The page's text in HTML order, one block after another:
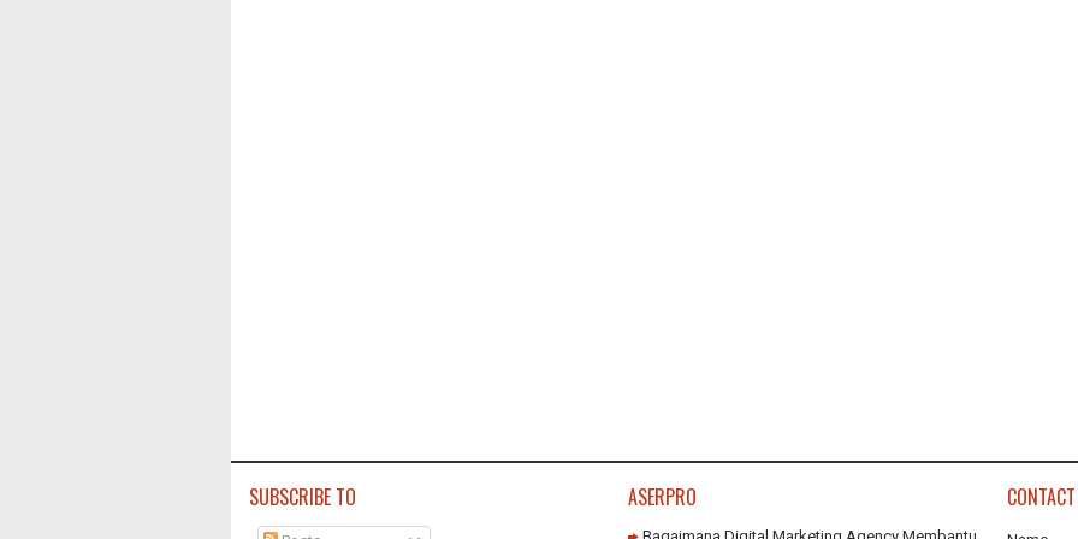
SUBSCRIBE TO ASERPRO
Bagaimana Digital Marketing Agency Membantu